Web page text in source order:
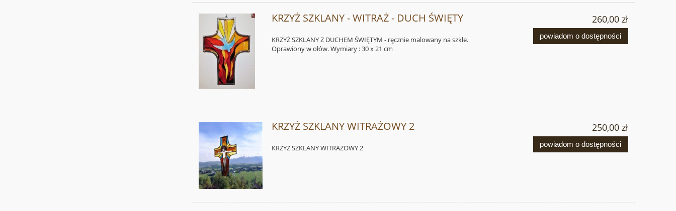
KRZYŻ SZKLANY - WITRAŻ - DUCH ŚWIĘTY
KRZYŻ SZKLANY Z DUCHEM ŚWIĘTYM - ręcznie malowany na szkle.
Oprawiony w ołów. Wymiary : 30 x 21 cm
260,00 zł
powiadom o dostępności
KRZYŻ SZKLANY WITRAŻOWY 2
KRZYŻ SZKLANY WITRAŻOWY 2
250,00 zł
powiadom o dostępności